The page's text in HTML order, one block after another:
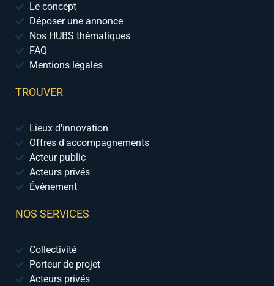
Le concept
Déposer une annonce
Nos HUBS thématiques
FAQ
Mentions légales
TROUVER
Lieux d'innovation
Offres d'accompagnements
Acteur public
Acteurs privés
Événement
NOS SERVICES
Collectivité
Porteur de projet
Acteurs privés